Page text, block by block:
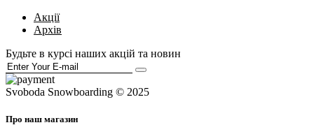
Акції
Архів
Будьте в курсі наших акцій та новин
Svoboda Snowboarding © 2025
Про наш магазин